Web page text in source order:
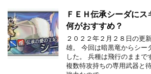
ＦＥＨ伝承シーダにス
何がおすすめ？
２０２２年２月２８日の更
雄。 今回は暗黒竜からシー
した。 兵種は飛行のままで
複数特攻持ちの専用武器と